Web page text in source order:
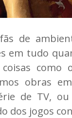
de
em tudo
como
obras
de TV,
dos jogos